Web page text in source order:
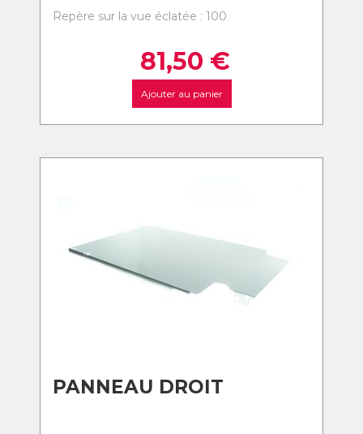
Repère sur la vue éclatée : 100
81,50 €
Ajouter au panier
PANNEAU DROIT